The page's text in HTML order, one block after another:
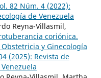
82 Núm. 4 (2022):
de Venezuela
Reyna-Villasmil,
coriónica.
Obstetricia y Ginecología
(2025): Revista de